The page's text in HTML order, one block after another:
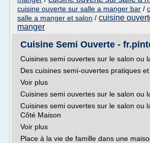
cuisine ouverte sur salle a manger bar /
salle a manger et salon / cuisine
manger
Cuisine Semi Ouverte -
Cuisines semi ouvertes sur le salon ou
Des cuisines semi-ouvertes pratiques
Voir plus
Cuisines semi ouvertes sur le salon ou
Cuisines semi ouvertes sur le salon ou
Côté Maison
Voir plus
Place à la vie de famille dans une